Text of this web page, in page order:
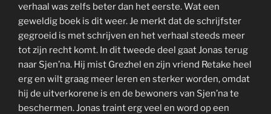
verhaal was zelfs beter dan het eerste. Wat een
geweldig boek is dit weer. Je merkt dat de schrijfster
gegroeid is met schrijven en het verhaal steeds meer
tot zijn recht komt. In dit tweede deel gaat Jonas terug
naar Sjen’na. Hij mist Grezhel en zijn vriend Retake heel
erg en wilt graag meer leren en sterker worden, omdat
hij de uitverkorene is en de bewoners van Sjen’na te
beschermen. Jonas traint erg veel en word op een